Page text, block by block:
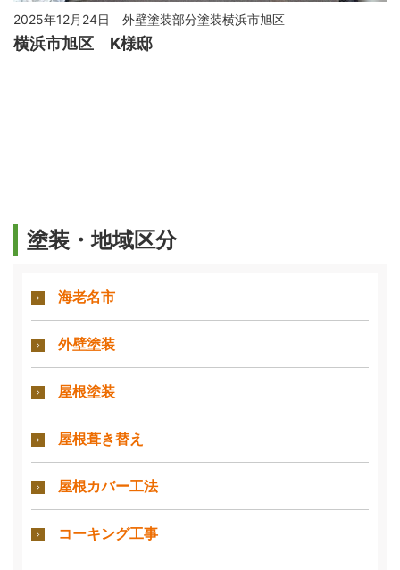
塗装・地域区分
海老名市
外壁塗装
屋根塗装
屋根葺き替え
屋根カバー工法
コーキング工事
2025年12月24日 外壁塗装部分塗装横浜市旭区
横浜市旭区 K様邸